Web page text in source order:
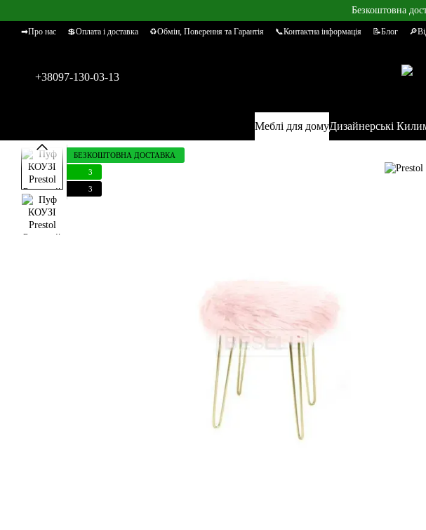
Безкоштовна
➡Про нас 💲Оплата і доставка ♻Обмін, Поверення та Гарантія 📞Контактна інформація 📝Блог
+38097-130-03-13
Меблі для домуДизайнерські
БЕЗКОШТОВНА ДОСТАВКА
3
3